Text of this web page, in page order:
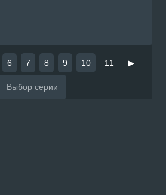
6 7 8 9 10 11 ▶